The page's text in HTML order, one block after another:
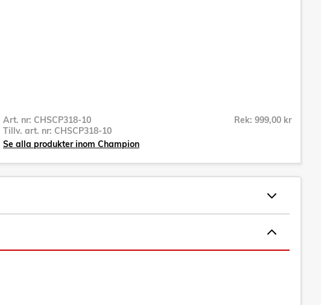
Art. nr: CHSCP318-10
Tillv. art. nr: CHSCP318-10
Rek: 999,00 kr
Se alla produkter inom Champion